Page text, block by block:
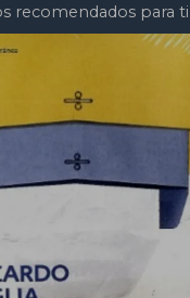
recomendados para ti